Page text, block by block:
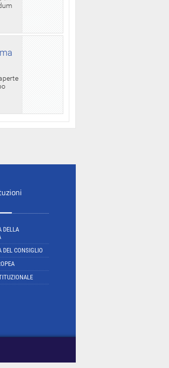
DELLA
DEL CONSIGLIO